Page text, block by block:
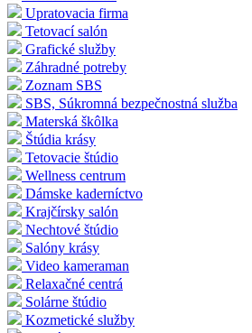
Upratovacia firma
Tetovací salón
Grafické služby
Záhradné potreby
Zoznam SBS
SBS, Súkromná bezpečnostná služba
Materská škôlka
Štúdia krásy
Tetovacie štúdio
Wellness centrum
Dámske kaderníctvo
Krajčírsky salón
Nechtové štúdio
Salóny krásy
Video kameraman
Relaxačné centrá
Solárne štúdio
Kozmetické služby